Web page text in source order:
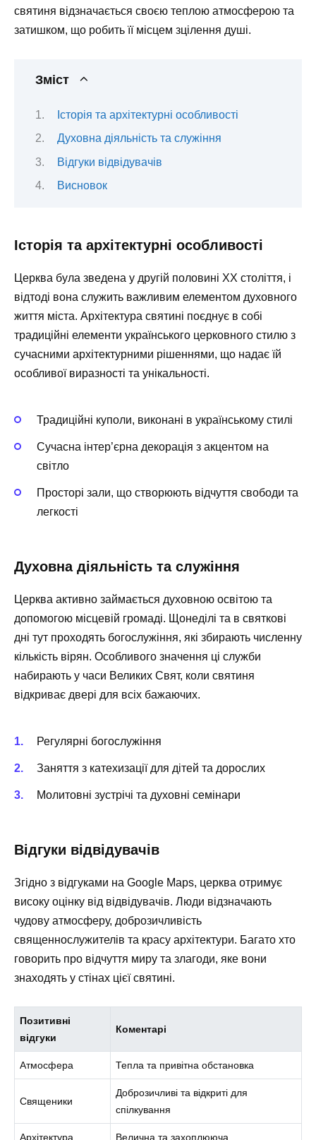
святиня відзначається своєю теплою атмосферою та
затишком, що робить її місцем зцілення душі.
Зміст
Історія та архітектурні особливості
Духовна діяльність та служіння
Відгуки відвідувачів
Висновок
Історія та архітектурні особливості
Церква була зведена у другій половині XX століття, і
відтоді вона служить важливим елементом духовного
життя міста. Архітектура святині поєднує в собі
традиційні елементи українського церковного стилю з
сучасними архітектурними рішеннями, що надає їй
особливої виразності та унікальності.
Традиційні куполи, виконані в українському стилі
Сучасна інтер’єрна декорація з акцентом на
світло
Просторі зали, що створюють відчуття свободи та
легкості
Духовна діяльність та служіння
Церква активно займається духовною освітою та
допомогою місцевій громаді. Щонеділі та в святкові
дні тут проходять богослужіння, які збирають численну
кількість вірян. Особливого значення ці служби
набирають у часи Великих Свят, коли святиня
відкриває двері для всіх бажаючих.
Регулярні богослужіння
Заняття з катехизації для дітей та дорослих
Молитовні зустрічі та духовні семінари
Відгуки відвідувачів
Згідно з відгуками на Google Maps, церква отримує
високу оцінку від відвідувачів. Люди відзначають
чудову атмосферу, доброзичливість
священнослужителів та красу архітектури. Багато хто
говорить про відчуття миру та злагоди, яке вони
знаходять у стінах цієї святині.
Позитивні
відгуки
Коментарі
Атмосфера Тепла та привітна обстановка
Священики
Доброзичливі та відкриті для
спілкування
Архітектура Велична та захоплююча